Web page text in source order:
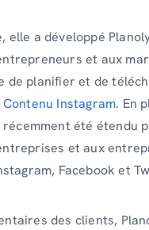
elle a développé
et aux
de planifier et de
Contenu Instagram. En
été étendu
et aux
Facebook et
des clients,